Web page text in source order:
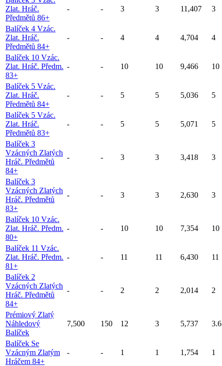
Zlat. Hráč.
Předmětů 86+
- - 3 3 11,407 3
Balíček 4 Vzác.
Zlat. Hráč.
Předmětů 84+
- - 4 4 4,704 4
Balíček 10 Vzác.
Zlat. Hráč. Předm.
83+
- - 10 10 9,466 10
Balíček 5 Vzác.
Zlat. Hráč.
Předmětů 84+
- - 5 5 5,036 5
Balíček 5 Vzác.
Zlat. Hráč.
Předmětů 83+
- - 5 5 5,071 5
Balíček 3
Vzácných Zlatých
Hráč. Předmětů
84+
- - 3 3 3,418 3
Balíček 3
Vzácných Zlatých
Hráč. Předmětů
83+
- - 3 3 2,630 3
Balíček 10 Vzác.
Zlat. Hráč. Předm.
80+
- - 10 10 7,354 10
Balíček 11 Vzác.
Zlat. Hráč. Předm.
81+
- - 11 11 6,430 11
Balíček 2
Vzácných Zlatých
Hráč. Předmětů
84+
- - 2 2 2,014 2
Prémiový Zlatý
Náhledový
Balíček
7,500 150 12 3 5,737
Balíček Se
Vzácným Zlatým
Hráčem 84+
- - 1 1 1,754 1